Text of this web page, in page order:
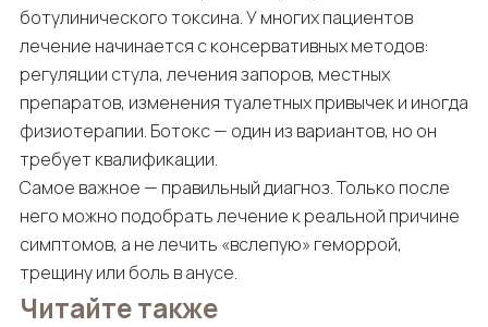
ботулинического токсина. У многих пациентов
лечение начинается с консервативных методов:
регуляции стула, лечения запоров, местных
препаратов, изменения туалетных привычек и иногда
физиотерапии. Ботокс — один из вариантов, но он
требует квалификации.
Самое важное — правильный диагноз. Только после
него можно подобрать лечение к реальной причине
симптомов, а не лечить «вслепую» геморрой,
трещину или боль в анусе.
Читайте также